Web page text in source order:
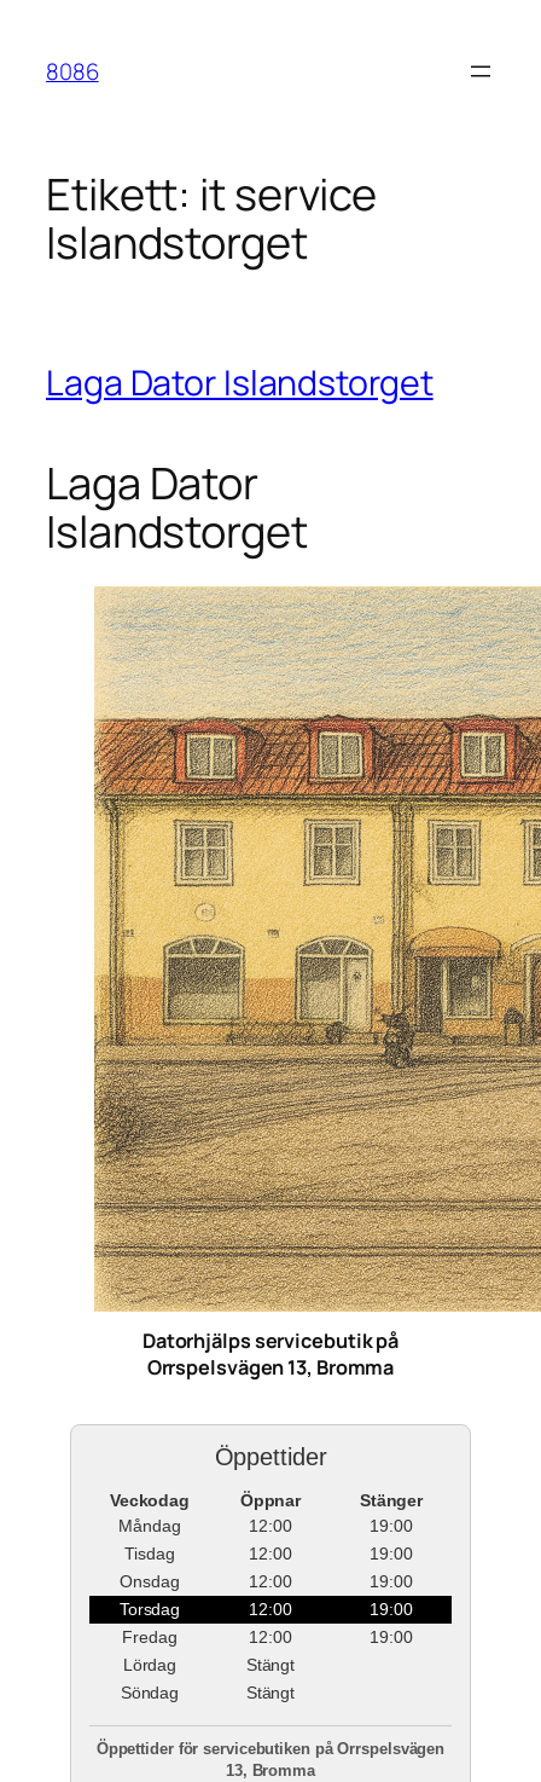
innehåll
8086
Etikett: it service
Islandstorget
Laga Dator Islandstorget
Laga Dator
Islandstorget
Datorhjälps servicebutik på
Orrspelsvägen 13, Bromma
Öppettider
Veckodag Öppnar
Stänger
Måndag
12:00
19:00
Tisdag
12:00
19:00
Onsdag
12:00
19:00
Torsdag
12:00
19:00
Fredag
12:00
19:00
Lördag
Stängt
Söndag
Stängt
Öppettider för servicebutiken på Orrspelsvägen
13, Bromma